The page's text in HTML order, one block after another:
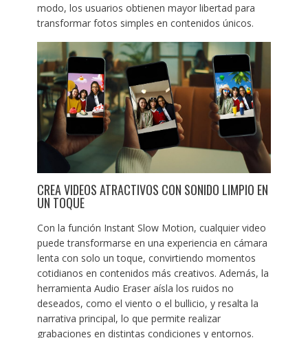
modo, los usuarios obtienen mayor libertad para
transformar fotos simples en contenidos únicos.
CREA VIDEOS ATRACTIVOS CON SONIDO LIMPIO EN
UN TOQUE
Con la función Instant Slow Motion, cualquier video
puede transformarse en una experiencia en cámara
lenta con solo un toque, convirtiendo momentos
cotidianos en contenidos más creativos. Además, la
herramienta Audio Eraser aísla los ruidos no
deseados, como el viento o el bullicio, y resalta la
narrativa principal, lo que permite realizar
grabaciones en distintas condiciones y entornos.